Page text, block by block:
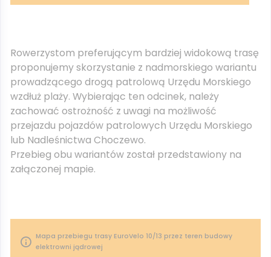
Rowerzystom preferującym bardziej widokową trasę
proponujemy skorzystanie z nadmorskiego wariantu
prowadzącego drogą patrolową Urzędu Morskiego
wzdłuż plaży. Wybierając ten odcinek, należy
zachować ostrożność z uwagi na możliwość
przejazdu pojazdów patrolowych Urzędu Morskiego
lub Nadleśnictwa Choczewo.
Przebieg obu wariantów został przedstawiony na
załączonej mapie.
Mapa przebiegu trasy EuroVelo 10/13 przez teren budowy
elektrowni jądrowej